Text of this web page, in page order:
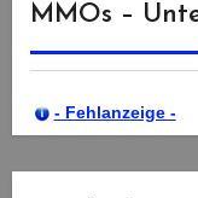
MMOs –
- Fehlanzeige -